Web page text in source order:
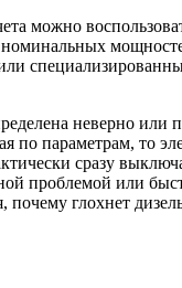
можно
неверно или
по параметрам, то
сразу
проблемой или
почему глохнет